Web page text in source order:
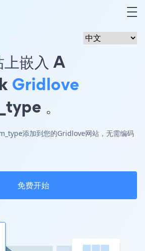
嵌入 A
Gridlove
。
添加到您的Gridlove网站，无需编码
免费开始